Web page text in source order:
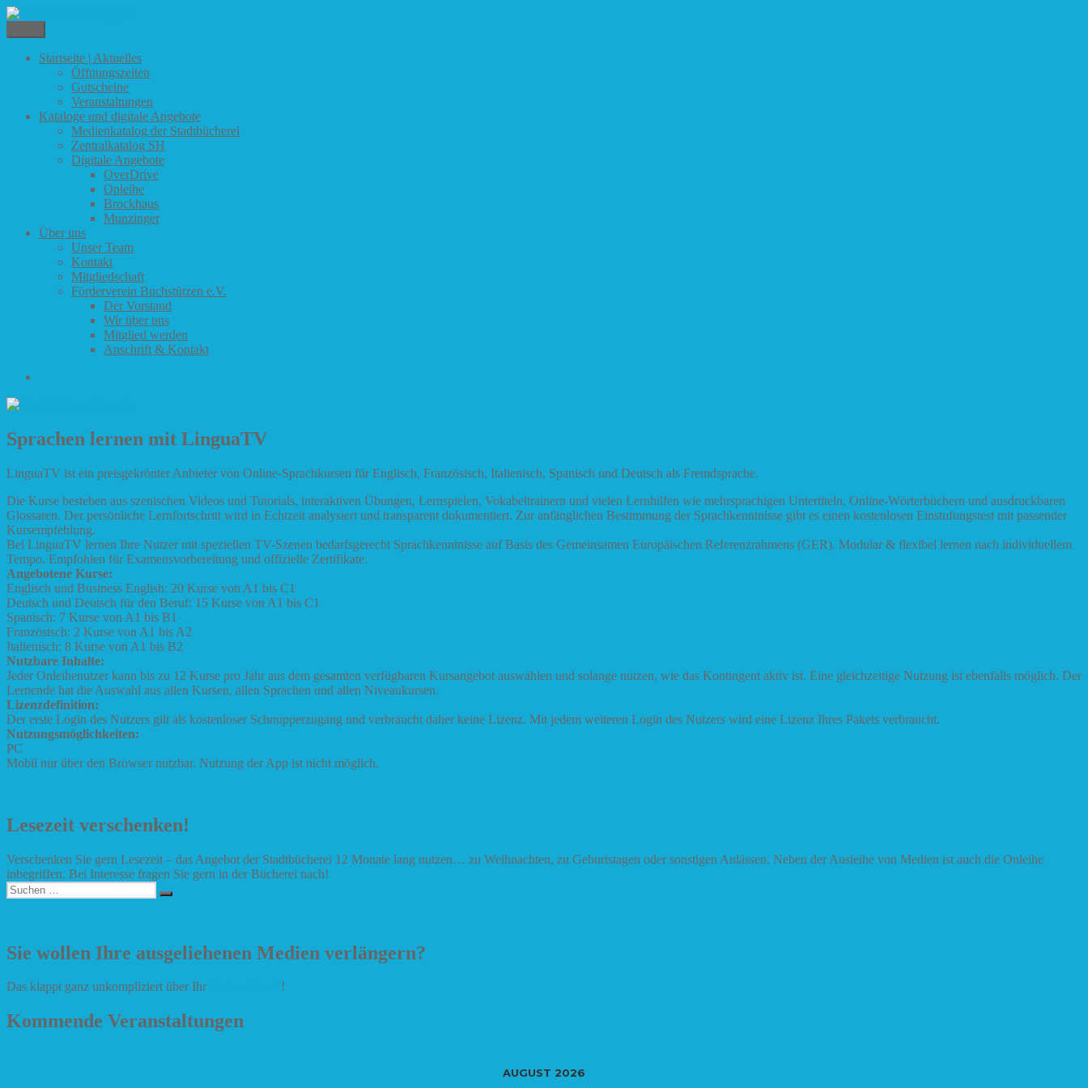
Zum
springen
Stadtbücherei Kappeln
Startseite | Aktuelles
Öffnungszeiten
Gutscheine
Veranstaltungen
Kataloge und digitale Angebote
Medienkatalog der Stadtbücherei
Zentralkatalog SH
Digitale Angebote
OverDrive
Onleihe
Brockhaus
Munzinger
Über uns
Unser Team
Kontakt
Mitgliedschaft
Förderverein Buchstützen e.V.
Der Vorstand
Wir über uns
Mitglied werden
Anschrift & Kontakt
Sprachen lernen mit LinguaTV
LinguaTV ist ein preisgekrönter Anbieter von Online-Sprachkursen für Englisch, Französisch, Italienisch, Spanisch und Deutsch als Fremdsprache.
Die Kurse bestehen aus szenischen Videos und Tutorials, interaktiven Übungen, Lernspielen, Vokabeltrainern und vielen Lernhilfen wie mehrsprachigen Untertiteln, Online-Wörterbüchern und ausdruckbaren
Glossaren. Der persönliche Lernfortschritt wird in Echtzeit analysiert und transparent dokumentiert. Zur anfänglichen Bestimmung der Sprachkenntnisse gibt es einen kostenlosen Einstufungstest mit passender
Kursempfehlung.
Bei LinguaTV lernen Ihre Nutzer mit speziellen TV-Szenen bedarfsgerecht Sprachkenntnisse auf Basis des Gemeinsamen Europäischen Referenzrahmens (GER). Modular & flexibel lernen nach individuellem
Tempo. Empfohlen für Examensvorbereitung und offizielle Zertifikate.
Angebotene Kurse:
Englisch und Business English: 20 Kurse von A1 bis C1
Deutsch und Deutsch für den Beruf: 15 Kurse von A1 bis C1
Spanisch: 7 Kurse von A1 bis B1
Französisch: 2 Kurse von A1 bis A2
Italienisch: 8 Kurse von A1 bis B2
Nutzbare Inhalte:
Jeder Onleihenutzer kann bis zu 12 Kurse pro Jahr aus dem gesamten verfügbaren Kursangebot auswählen und solange nutzen, wie das Kontingent aktiv ist. Eine gleichzeitige Nutzung ist ebenfalls möglich. Der
Lernende hat die Auswahl aus allen Kursen, allen Sprachen und allen Niveaukursen.
Lizenzdefinition:
Der erste Login des Nutzers gilt als kostenloser Schnupperzugang und verbraucht daher keine Lizenz. Mit jedem weiteren Login des Nutzers wird eine Lizenz Ihres Pakets verbraucht.
Nutzungsmöglichkeiten:
PC
Mobil nur über den Browser nutzbar. Nutzung der App ist nicht möglich.
Lesezeit verschenken!
Verschenken Sie gern Lesezeit – das Angebot der Stadtbücherei 12 Monate lang nutzen… zu Weihnachten, zu Geburtstagen oder sonstigen Anlässen. Neben der Ausleihe von Medien ist auch die Onleihe
inbegriffen. Bei Interesse fragen Sie gern in der Bücherei nach!
Suchen
nach:
Suchen
Sie wollen Ihre ausgeliehenen Medien verlängern?
Das klappt ganz unkompliziert über Ihr !
Kommende Veranstaltungen
AUGUST 2026